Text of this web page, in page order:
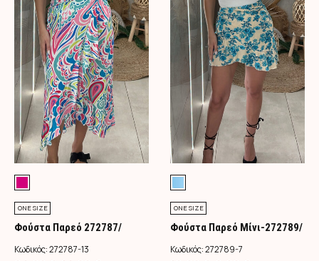
ONE SIZE
Φούστα Παρεό 272787/
Φούξια
Κωδικός:272787-13
ONE SIZE
Φούστα Παρεό Μίνι-272789/
Τιρκουάζ
Κωδικός:272789-7